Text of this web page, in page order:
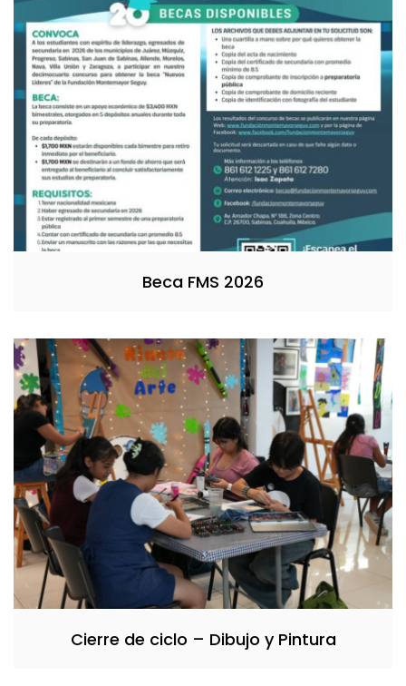
Beca FMS 2026
Cierre de ciclo – Dibujo y Pintura